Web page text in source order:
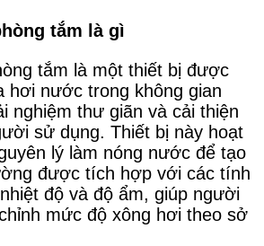
tắm là gì
tắm là một thiết bị được
hơi nước trong không gian
nghiệm thư giãn và cải thiện
sử dụng. Thiết bị này hoạt
lý làm nóng nước để tạo
được tích hợp với các tính
độ và độ ẩm, giúp người
mức độ xông hơi theo sở